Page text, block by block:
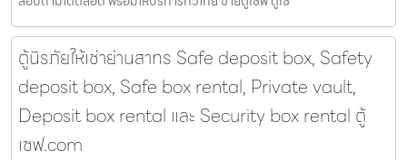
ตู้นิรภัยให้เช่าย่านสาทร Safe deposit box, Safety
deposit box, Safe box rental, Private vault,
Deposit box rental และ Security box rental ตู้
เซฟ.com